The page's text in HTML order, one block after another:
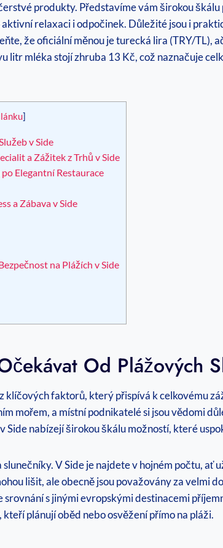
produkty. Představíme vám širokou
relaxaci i odpočinek. Důležité jsou i
že oficiální měnou je turecká lira (TRY/TL),
litr mléka stojí zhruba 13 Kč, což naznačuje
]
v Side
a Zážitek z Trhů v Side
Elegantní Restaurace
a Zábava v Side
na Plážích v Side
Od Plážových
klíčových faktorů, který přispívá k celkovému
mořem, a místní podnikatelé si jsou vědomi
Side nabízejí širokou škálu možností, které
V Side je najdete v hojném počtu,
lišit, ale obecně jsou považovány za velmi
s jinými evropskými destinacemi
plánují oběd nebo osvěžení přímo na pláži.